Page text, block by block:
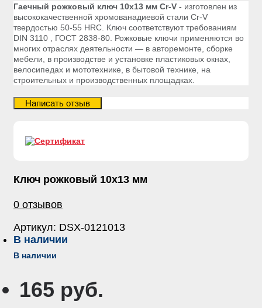
Гаечный рожковый ключ 10х13 мм Cr-V - изготовлен из
высококачественной хромованадиевой стали Cr-V
твердостью 50-55 HRС. Ключ соответствуют требованиям
DIN 3110 , ГОСТ 2838-80. Рожковые ключи применяются во
многих отраслях деятельности — в авторемонте, сборке
мебели, в производстве и установке пластиковых окнах,
велосипедах и мототехнике, в бытовой технике, на
строительных и производственных площадках.
Ключ рожковый 10х13 мм
0 отзывов
Артикул: DSX-0121013
В наличии
В наличии
165 руб.